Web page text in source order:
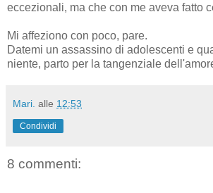
eccezionali, ma che con me aveva fatto
Mi affeziono con poco, pare.
Datemi un assassino di adolescenti e
niente, parto per la tangenziale
Mari. alle 12:53
Condividi
8 commenti: